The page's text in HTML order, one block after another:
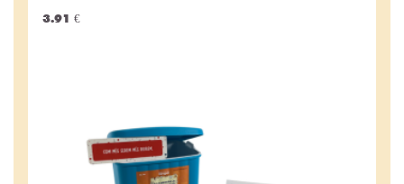
3.91 €